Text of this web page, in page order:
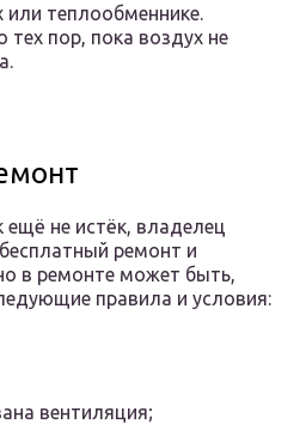
или теплообменнике.
пор, пока воздух не
ещё не истёк, владелец
ремонт и
в ремонте может быть,
правила и условия:
вентиляция;